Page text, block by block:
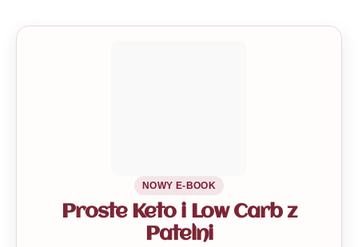
NOWY E-BOOK
Proste Keto i Low Carb z
Patelni